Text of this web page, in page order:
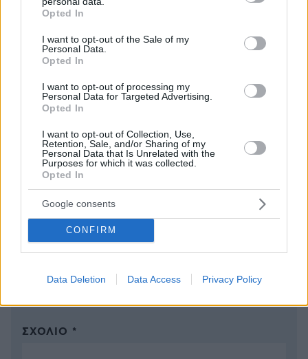
grant or deny consent to Google and its third-party tags to
use your data for below specified purposes in below Google
consent section.
Opted In
I want to opt-out of the Sale of my
Personal Data.
Opted In
I want to opt-out of processing my
Personal Data for Targeted Advertising.
Opted In
I want to opt-out of Collection, Use,
Retention, Sale, and/or Sharing of my
Personal Data that Is Unrelated with the
Purposes for which it was collected.
Opted In
Google consents
CONFIRM
Data Deletion Data Access Privacy Policy
ζητάνε λεφτά.
ΑΠΑΝΤΗΣΗ
ΦΟΡΤΩΣΗ ΠΕΡΙΣΣΟΤΕΡΩΝ ΣΧΟΛΙΩΝ
ΠΡΟΣΘΗΚΗ ΣΧΟΛΙΟΥ
ΌΝΟΜΑ *
EMAIL
ΣΧΌΛΙΟ *